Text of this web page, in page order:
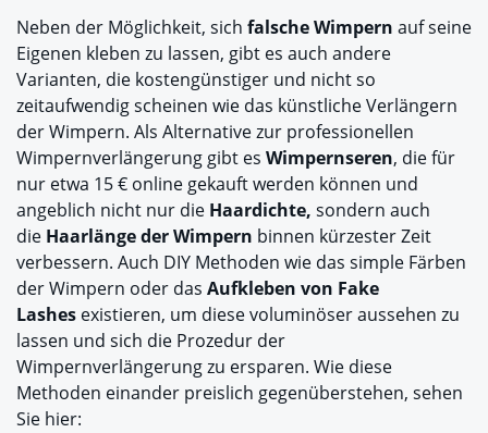
Neben der Möglichkeit, sich falsche Wimpern auf seine
Eigenen kleben zu lassen, gibt es auch andere
Varianten, die kostengünstiger und nicht so
zeitaufwendig scheinen wie das künstliche Verlängern
der Wimpern. Als Alternative zur professionellen
Wimpernverlängerung gibt es Wimpernseren, die für
nur etwa 15 € online gekauft werden können und
angeblich nicht nur die Haardichte, sondern auch
die Haarlänge der Wimpern binnen kürzester Zeit
verbessern. Auch DIY Methoden wie das simple Färben
der Wimpern oder das Aufkleben von Fake
Lashes existieren, um diese voluminöser aussehen zu
lassen und sich die Prozedur der
Wimpernverlängerung zu ersparen. Wie diese
Methoden einander preislich gegenüberstehen, sehen
Sie hier: